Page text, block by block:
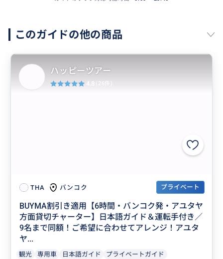
このガイドの他の商品
THA バンコク プライベート
BUYMA割引き適用【6時間・バンコク発・アユタヤ
方面貸切チャーター】日本語ガイド＆運転手付き／
9名まで同額！ご希望に合わせてアレンジ！アユタ
ヤ...
観光 専用車 日本語ガイド プライベートガイド
ハッピーツアー
4.8 (26件)